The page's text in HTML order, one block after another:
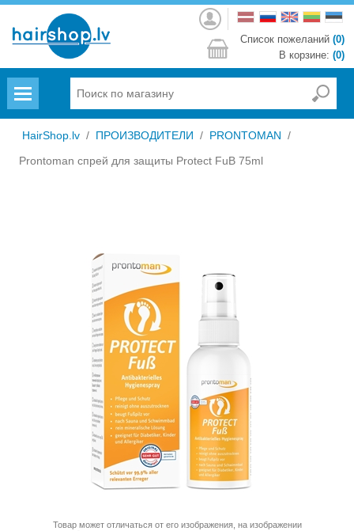
Войти
Список пожеланий (0)
В корзине: (0)
HairShop.lv / ПРОИЗВОДИТЕЛИ / PRONTOMAN /
Prontoman спрей для защиты Protect FuB 75ml
Товар может отличаться от его изображения, на изображении